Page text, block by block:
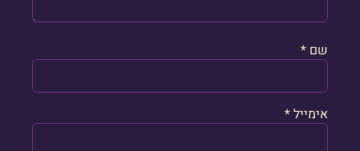
שם *
אימייל*